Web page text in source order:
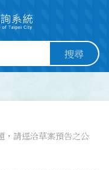
搜尋
，請逕洽草案預告之公